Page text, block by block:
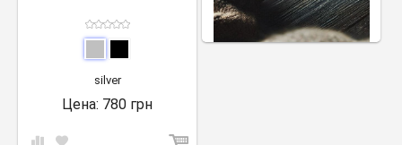
silver
Цена: 780 грн